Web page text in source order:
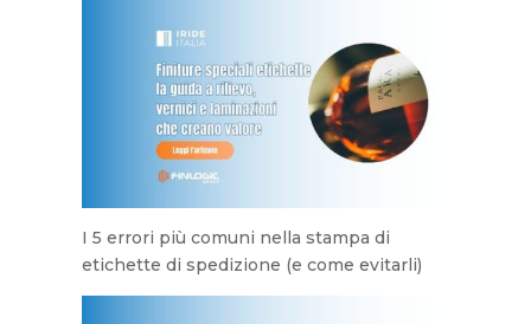
I 5 errori più comuni nella stampa di
etichette di spedizione (e come evitarli)